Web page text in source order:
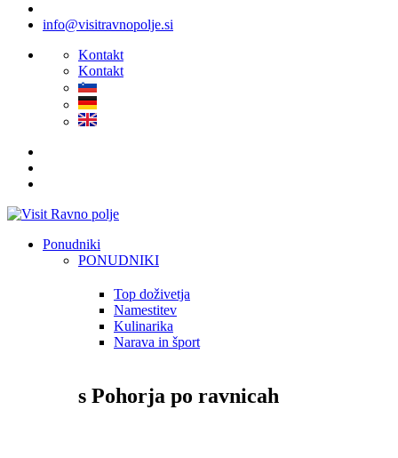
info@visitravnopolje.si
Kontakt
Kontakt
Ponudniki
PONUDNIKI
Top doživetja
Namestitev
Kulinarika
Narava in šport
s Pohorja po ravnicah